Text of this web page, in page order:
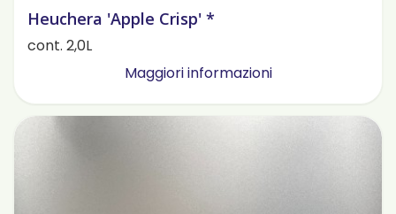
Heuchera 'Apple Crisp' *
cont. 2,0L
Maggiori informazioni